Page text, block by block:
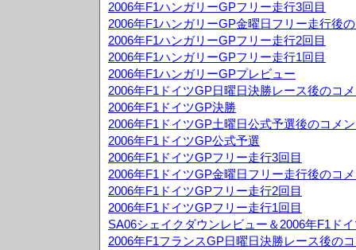
2006年F1ハンガリーGPフリー走行3回目
2006年F1ハンガリーGP金曜日フリー走行後
2006年F1ハンガリーGPフリー走行2回目
2006年F1ハンガリーGPフリー走行1回目
2006年F1ハンガリーGPプレビュー
2006年F1ドイツGP日曜日決勝レース後のコ
2006年F1ドイツGP決勝
2006年F1ドイツGP土曜日公式予選後のコメ
2006年F1ドイツGP公式予選
2006年F1ドイツGPフリー走行3回目
2006年F1ドイツGP金曜日フリー走行後のコ
2006年F1ドイツGPフリー走行2回目
2006年F1ドイツGPフリー走行1回目
SA06シェイクダウンレビュー＆2006年F1ド
2006年F1フランスGP日曜日決勝レース後の